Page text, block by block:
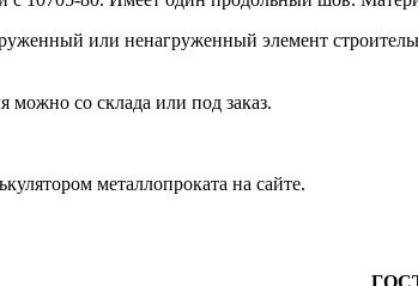
или ненагруженный элемент
со склада или под заказ.
металлопроката на сайте.